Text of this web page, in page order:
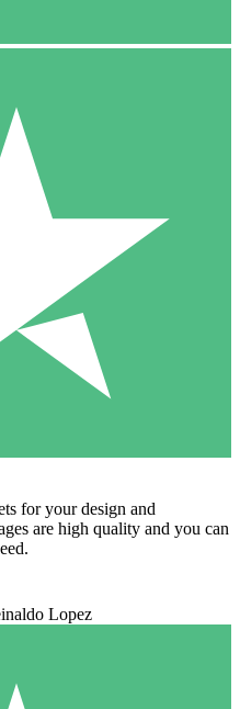
for your design and
are high quality and you can
Lopez